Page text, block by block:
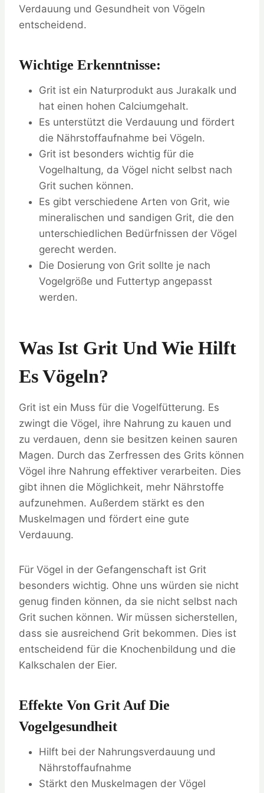
Verdauung und Gesundheit von Vögeln
entscheidend.
Wichtige Erkenntnisse:
Grit ist ein Naturprodukt aus Jurakalk und
hat einen hohen Calciumgehalt.
Es unterstützt die Verdauung und fördert
die Nährstoffaufnahme bei Vögeln.
Grit ist besonders wichtig für die
Vogelhaltung, da Vögel nicht selbst nach
Grit suchen können.
Es gibt verschiedene Arten von Grit, wie
mineralischen und sandigen Grit, die den
unterschiedlichen Bedürfnissen der Vögel
gerecht werden.
Die Dosierung von Grit sollte je nach
Vogelgröße und Futtertyp angepasst
werden.
Was Ist Grit Und Wie Hilft
Es Vögeln?
Grit ist ein Muss für die Vogelfütterung. Es
zwingt die Vögel, ihre Nahrung zu kauen und
zu verdauen, denn sie besitzen keinen sauren
Magen. Durch das Zerfressen des Grits können
Vögel ihre Nahrung effektiver verarbeiten. Dies
gibt ihnen die Möglichkeit, mehr Nährstoffe
aufzunehmen. Außerdem stärkt es den
Muskelmagen und fördert eine gute
Verdauung.
Für Vögel in der Gefangenschaft ist Grit
besonders wichtig. Ohne uns würden sie nicht
genug finden können, da sie nicht selbst nach
Grit suchen können. Wir müssen sicherstellen,
dass sie ausreichend Grit bekommen. Dies ist
entscheidend für die Knochenbildung und die
Kalkschalen der Eier.
Effekte Von Grit Auf Die
Vogelgesundheit
Hilft bei der Nahrungsverdauung und
Nährstoffaufnahme
Stärkt den Muskelmagen der Vögel